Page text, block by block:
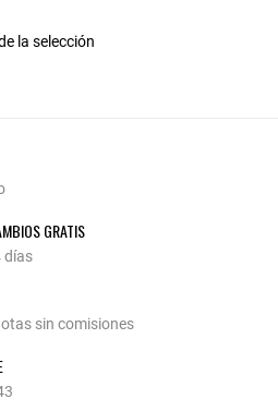
la selección
GRATIS
días
sin comisiones